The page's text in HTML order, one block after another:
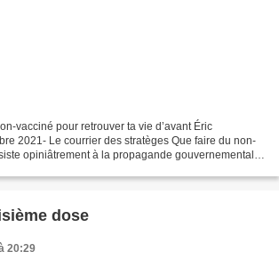
vacciné pour retrouver ta vie d’avant Éric
2021- Le courrier des stratèges Que faire du non-
opiniâtrement à la propagande gouvernementale
dose
20:29